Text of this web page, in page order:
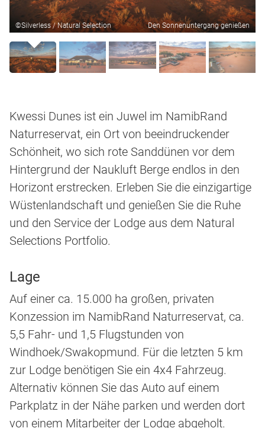
©Silverless / Natural Selection Den Sonnenuntergang genießen
Kwessi Dunes ist ein Juwel im NamibRand
Naturreservat, ein Ort von beeindruckender
Schönheit, wo sich rote Sanddünen vor dem
Hintergrund der Naukluft Berge endlos in den
Horizont erstrecken. Erleben Sie die einzigartige
Wüstenlandschaft und genießen Sie die Ruhe
und den Service der Lodge aus dem Natural
Selections Portfolio.
Lage
Auf einer ca. 15.000 ha großen, privaten
Konzession im NamibRand Naturreservat, ca.
5,5 Fahr- und 1,5 Flugstunden von
Windhoek/Swakopmund. Für die letzten 5 km
zur Lodge benötigen Sie ein 4x4 Fahrzeug.
Alternativ können Sie das Auto auf einem
Parkplatz in der Nähe parken und werden dort
von einem Mitarbeiter der Lodge abgeholt.